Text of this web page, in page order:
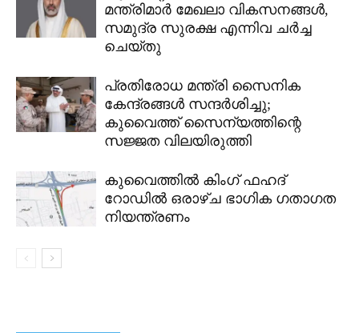
മന്ത്രിമാർ മേഖലാ വികസനങ്ങൾ,
സമുദ്ര സുരക്ഷ എന്നിവ ചർച്ച
ചെയ്തു
പ്രതിരോധ മന്ത്രി സൈനിക
കേന്ദ്രങ്ങൾ സന്ദർശിച്ചു;
കുവൈത്ത് സൈന്യത്തിന്റെ
സജ്ജത വിലയിരുത്തി
കുവൈത്തിൽ കിംഗ് ഫഹദ്
റോഡിൽ ഒരാഴ്ച ഭാഗിക ഗതാഗത
നിയന്ത്രണം